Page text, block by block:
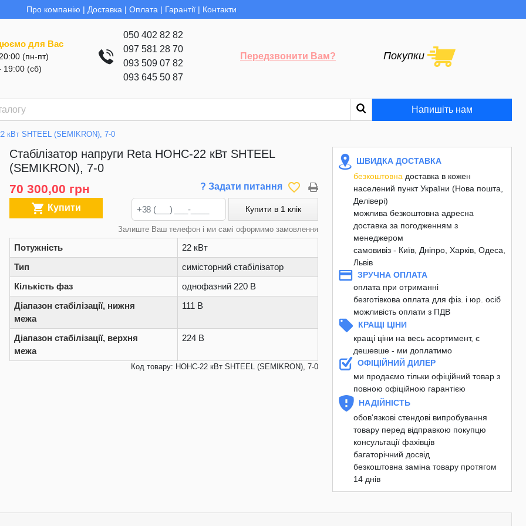
Про компанію | Доставка | Оплата | Гарантії | Контакти
для Вас
(пн-пт)
19:00 (сб)
050 402 82 82
097 581 28 70
093 509 07 82
093 645 50 87
Передзвонити Вам? Покупки
Напишіть нам
кВт SHTEEL (SEMIKRON), 7-0
Стабілізатор напруги Reta НОНС-22 кВт SHTEEL
(SEMIKRON), 7-0
70 300,00 грн ? Задати питання favorite_border
 Купити Купити в 1 клік
Залиште Ваш телефон і ми самі оформимо замовлення
Потужність
22 кВт
Тип
симісторний стабілізатор
Кількість фаз
однофазний 220 В
Діапазон стабілізації, нижня
межа
111 В
Діапазон стабілізації, верхня
межа
224 В
Код товару: НОНС-22 кВт SHTEEL (SEMIKRON), 7-0
ШВИДКА ДОСТАВКА
безкоштовна доставка в кожен
населений пункт України (Нова пошта,
Делівері)
можлива безкоштовна адресна
доставка за погодженням з
менеджером
самовивіз - Київ, Дніпро, Харків, Одеса,
Львів
ЗРУЧНА ОПЛАТА
оплата при отриманні
безготівкова оплата для фіз. і юр. осіб
можливість оплати з ПДВ
КРАЩІ ЦІНИ
кращі ціни на весь асортимент, є
дешевше - ми доплатимо
ОФІЦІЙНИЙ ДИЛЕР
ми продаємо тільки офіційний товар з
повною офіційною гарантією
НАДІЙНІСТЬ
обов'язкові стендові випробування
товару перед відправкою покупцю
консультації фахівців
багаторічний досвід
безкоштовна заміна товару протягом
14 днів